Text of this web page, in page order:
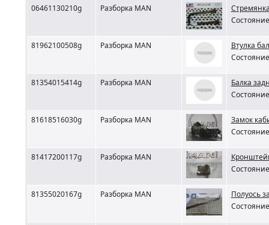
06461130210g Разборка MAN
81962100508g Разборка MAN
Втулка
81354015414g Разборка MAN
Балка
81618516030g Разборка MAN
Замок
81417200117g Разборка MAN
81355020167g Разборка MAN
Полуось